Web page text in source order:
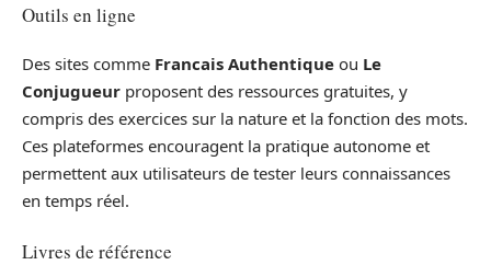
Outils en ligne
Des sites comme Francais Authentique ou Le
Conjugueur proposent des ressources gratuites, y
compris des exercices sur la nature et la fonction des mots.
Ces plateformes encouragent la pratique autonome et
permettent aux utilisateurs de tester leurs connaissances
en temps réel.
Livres de référence